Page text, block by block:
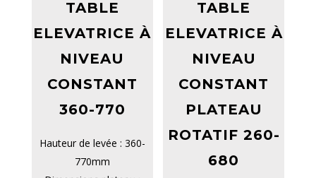
TABLE
ELEVATRICE À
NIVEAU
CONSTANT
360-770
Hauteur de levée : 360-
770mm
TABLE
ELEVATRICE À
NIVEAU
CONSTANT
PLATEAU
ROTATIF 260-
680